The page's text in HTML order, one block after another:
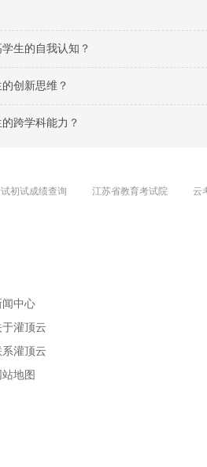
生的自我认知？
创新思维？
跨学科能力？
初试成绩查询 江苏省教育考试院 云
闻中心
于灌顶云
系灌顶云
站地图